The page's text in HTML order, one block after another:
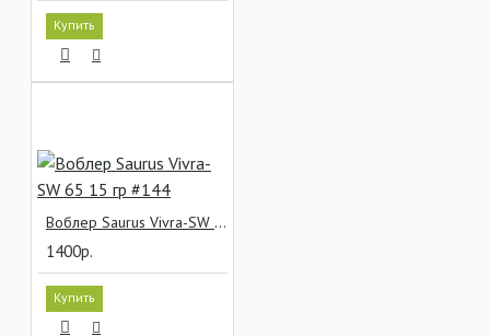
Купить
Воблер Saurus Vivra-SW 65 15 гр #144
1400р.
Купить